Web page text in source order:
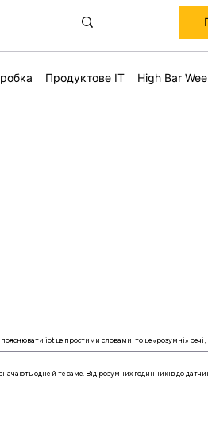
Продуктове IT High Bar
iot це простими словами, то це «розумні»
одне й те саме. Від розумних годинників до